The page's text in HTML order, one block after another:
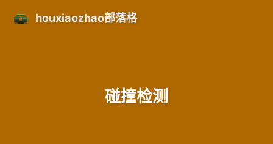
houxiaozhao部落格
碰撞检测